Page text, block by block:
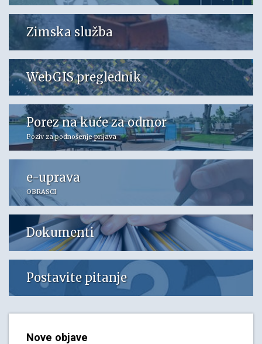
Zimska služba
WebGIS preglednik
Porez na kuće za odmor
Poziv za podnošenje prijava
e-uprava
OBRASCI
Dokumenti
Postavite pitanje
Nove objave